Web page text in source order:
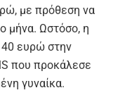
με πρόθεση να
μήνα. Ωστόσο, η
40 ευρώ στην
που προκάλεσε
γυναίκα.